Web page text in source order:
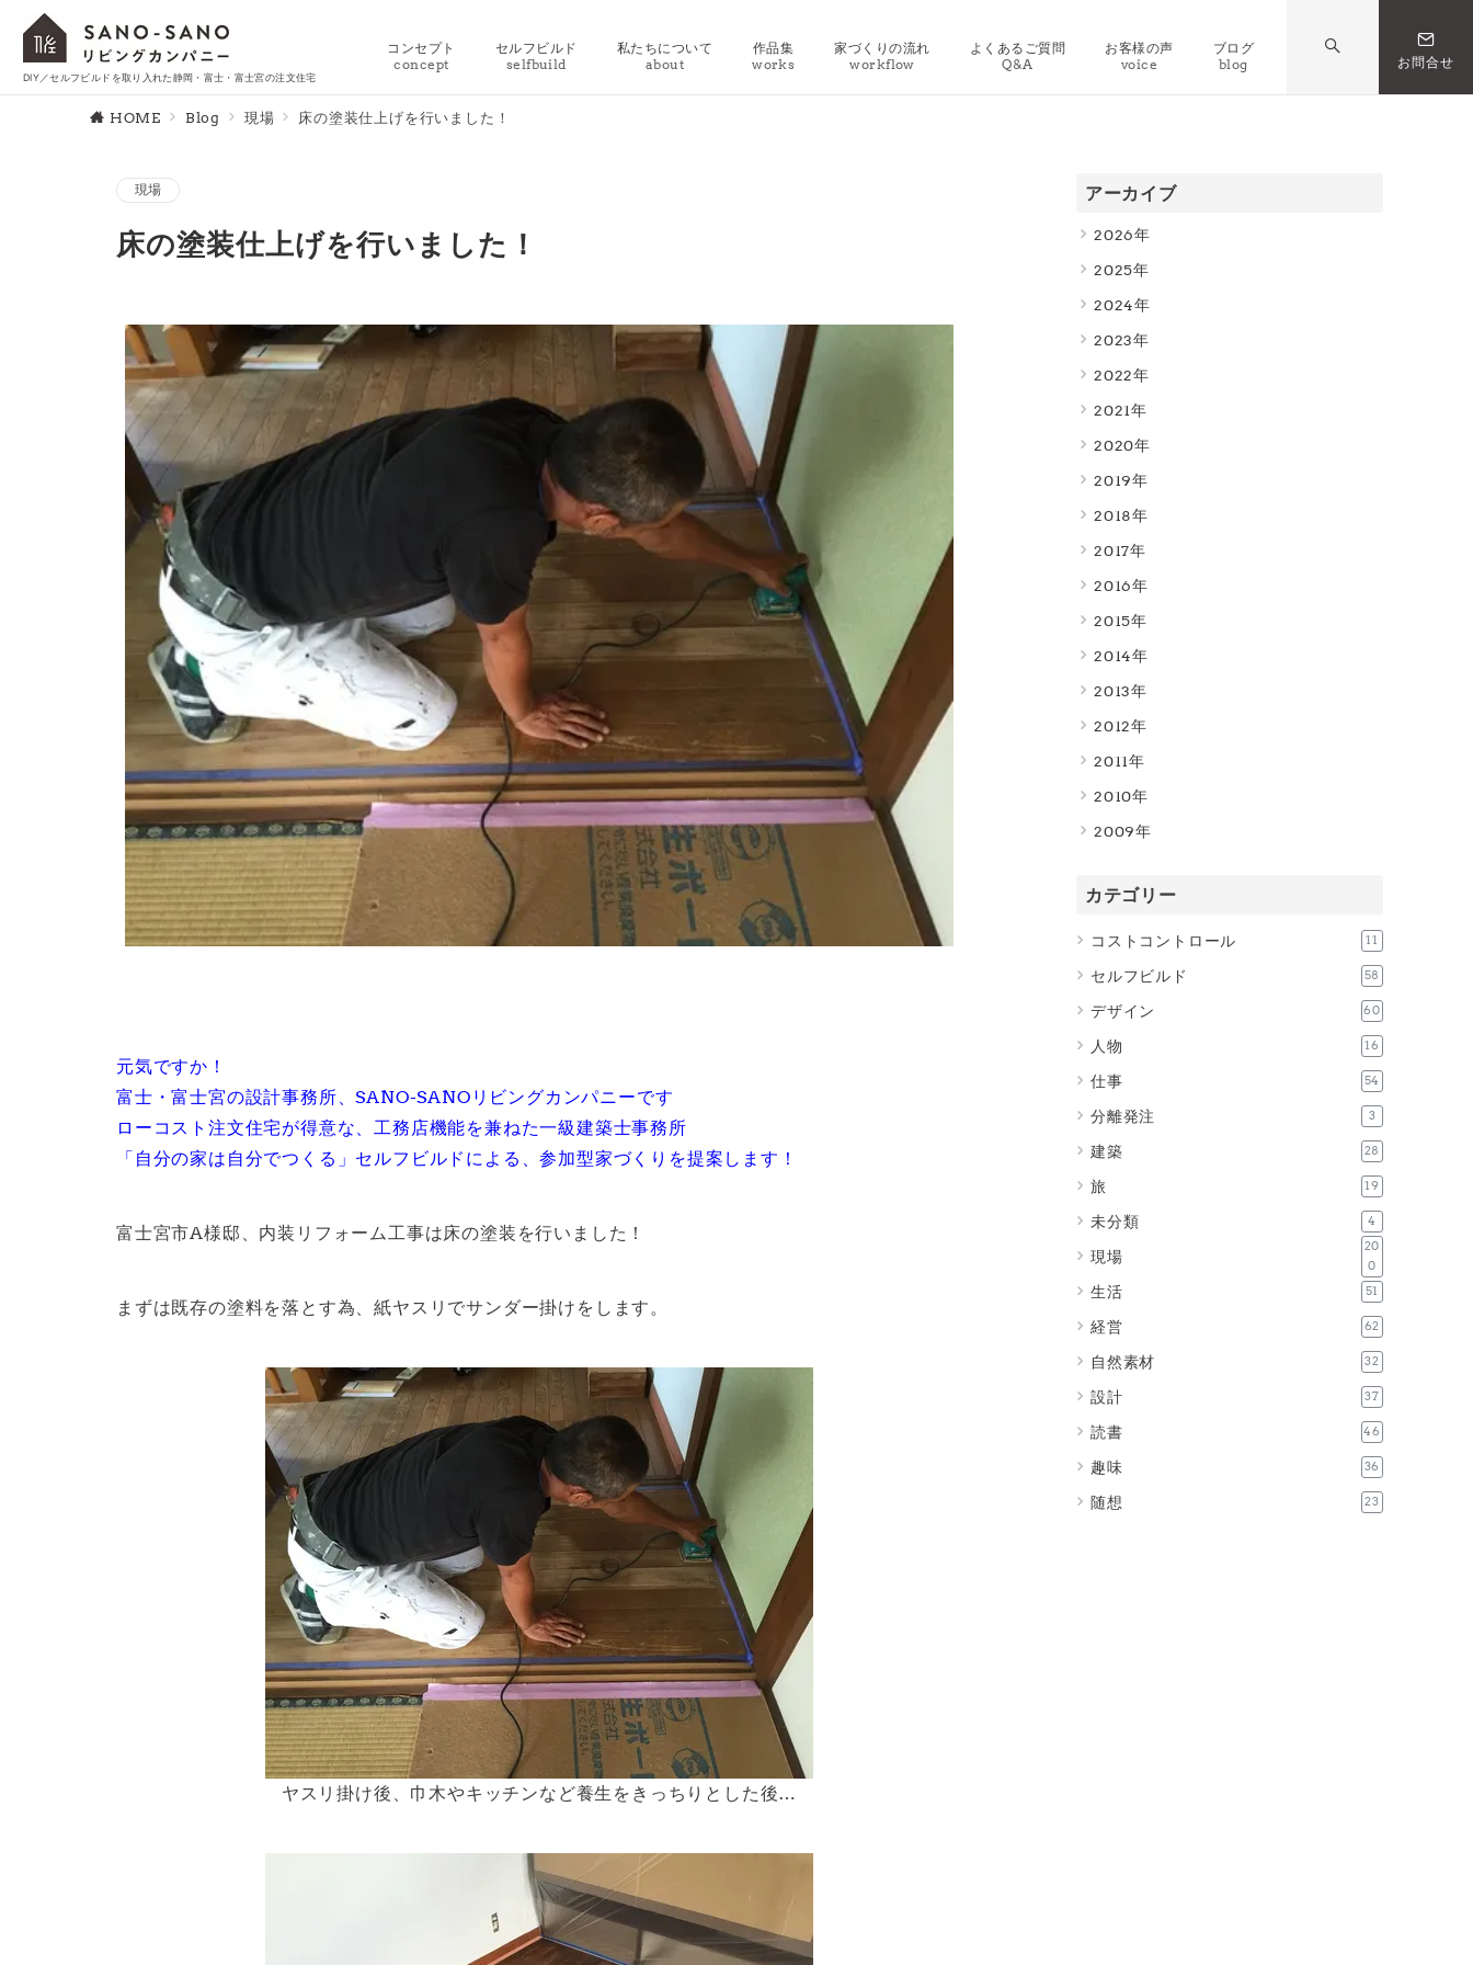
DIY／セルフビルドを取り入れた静岡・富士・富士宮の注文住宅
コンセプト
concept
セルフビルド
selfbuild
私たちについて
about
作品集
works
家づくりの流れ
workflow
よくあるご質問
Q&A
お客様の声
voice
ブログ
blog お問合せ
HOME Blog 現場 床の塗装仕上げを行いました！
現場
床の塗装仕上げを行いました！
元気ですか！
富士・富士宮の設計事務所、SANO-SANOリビングカンパニーです
ローコスト注文住宅が得意な、工務店機能を兼ねた一級建築士事務所
「自分の家は自分でつくる」セルフビルドによる、参加型家づくりを提案します！
富士宮市A様邸、内装リフォーム工事は床の塗装を行いました！
まずは既存の塗料を落とす為、紙ヤスリでサンダー掛けをします。
ヤスリ掛け後、巾木やキッチンなど養生をきっちりとした後…
アーカイブ
2026
2025
2024
2023
2022
2021
2020
2019
2018
2017
2016
2015
2014
2013
2012
2011
2010
2009
カテゴリー
コストコントロール 11
セルフビルド 58
デザイン 60
人物 16
仕事 54
分離発注 3
建築 28
旅 19
未分類 4
現場
20
0
生活 51
経営 62
自然素材 32
設計 37
読書 46
趣味 36
随想 23